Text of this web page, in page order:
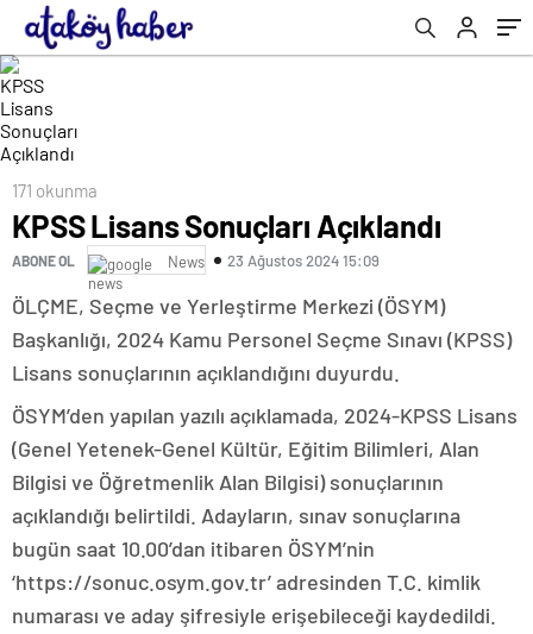
171 okunma
KPSS Lisans Sonuçları Açıklandı
ABONE OL News 23 Ağustos 2024 15:09
ÖLÇME, Seçme ve Yerleştirme Merkezi (ÖSYM)
Başkanlığı, 2024 Kamu Personel Seçme Sınavı (KPSS)
Lisans sonuçlarının açıklandığını duyurdu.
ÖSYM’den yapılan yazılı açıklamada, 2024-KPSS Lisans
(Genel Yetenek-Genel Kültür, Eğitim Bilimleri, Alan
Bilgisi ve Öğretmenlik Alan Bilgisi) sonuçlarının
açıklandığı belirtildi. Adayların, sınav sonuçlarına
bugün saat 10.00’dan itibaren ÖSYM’nin
‘https://sonuc.osym.gov.tr’ adresinden T.C. kimlik
numarası ve aday şifresiyle erişebileceği kaydedildi.